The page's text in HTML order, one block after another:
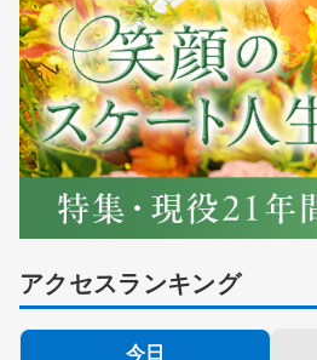
アクセスランキング
今日